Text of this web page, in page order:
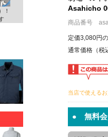
！
Asahicho
商品番号
定価3,080円
通常価格（税
当店で使える
● 無料会